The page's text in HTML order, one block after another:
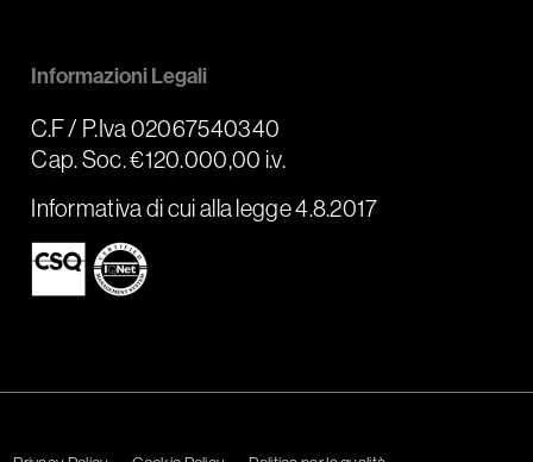
Informazioni Legali
C.F / P.Iva 02067540340
Cap. Soc. €120.000,00 i.v.
Informativa di cui alla legge 4.8.2017